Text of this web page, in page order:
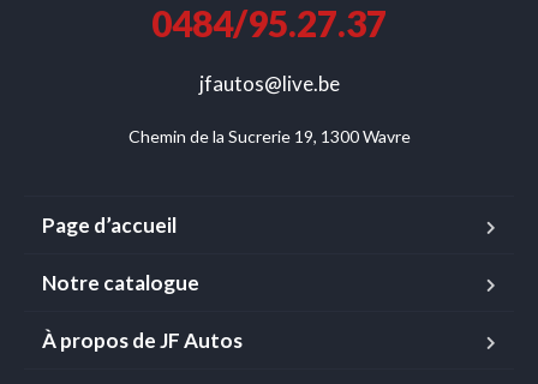
0484/95.27.37
jfautos@live.be
Chemin de la Sucrerie 19, 1300 Wavre
Page d’accueil
Notre catalogue
À propos de JF Autos